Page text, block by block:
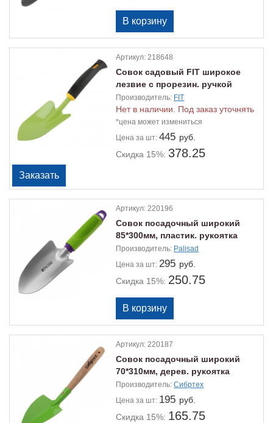
Артикул:218648
Совок садовый FIT широкое
лезвие с прорезин. ручкой
335мм
Производитель: FIT
Нет в наличии. Под заказ уточнять
*цена может измениться
Цена за шт:445 руб.
Скидка 15%: 378.25
Артикул:220196
Совок посадочный широкий
85*300мм, пластик. рукоятка
Palisad
Производитель: Palisad
Цена за шт:295 руб.
Скидка 15%: 250.75
Артикул:220187
Совок посадочный широкий
70*310мм, дерев. рукоятка
Сибртех
Производитель:Сибртех
Цена за шт: 195 руб.
Скидка 15%: 165.75